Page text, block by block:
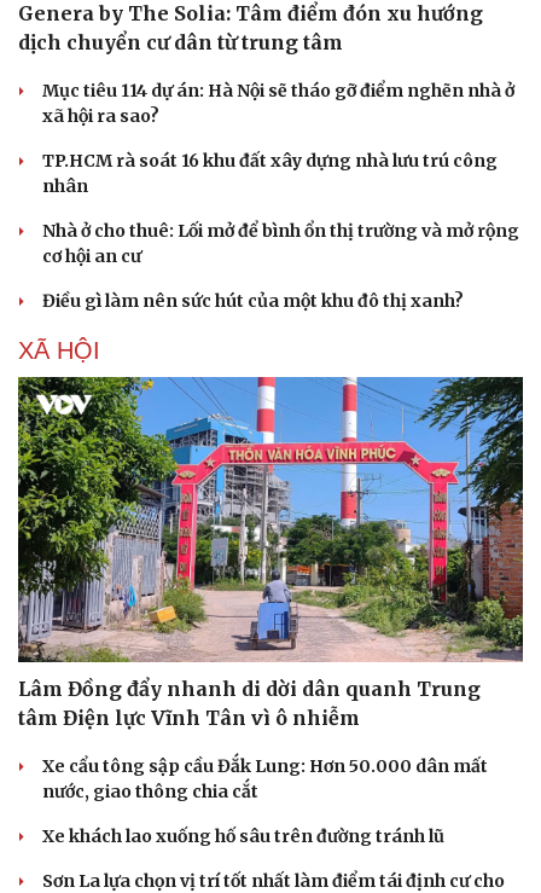
Genera by The Solia: Tâm điểm đón xu hướng
dịch chuyển cư dân từ trung tâm
Mục tiêu 114 dự án: Hà Nội sẽ tháo gỡ điểm nghẽn nhà ở
xã hội ra sao?
TP.HCM rà soát 16 khu đất xây dựng nhà lưu trú công
nhân
Nhà ở cho thuê: Lối mở để bình ổn thị trường và mở rộng
cơ hội an cư
Điều gì làm nên sức hút của một khu đô thị xanh?
XÃ HỘI
Lâm Đồng đẩy nhanh di dời dân quanh Trung
tâm Điện lực Vĩnh Tân vì ô nhiễm
Xe cẩu tông sập cầu Đắk Lung: Hơn 50.000 dân mất
nước, giao thông chia cắt
Xe khách lao xuống hố sâu trên đường tránh lũ
Sơn La lựa chọn vị trí tốt nhất làm điểm tái định cư cho